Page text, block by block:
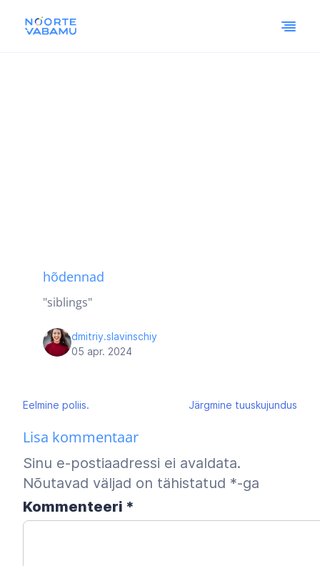
hõdennad
"siblings"
dmitriy.slavinschiy
05 apr. 2024
Navigeerimine
Eelmine poliis. Järgmine tuuskujundus
Lisa kommentaar
Sinu e-postiaadressi ei avaldata.
Nõutavad väljad on tähistatud *-ga
Kommenteeri *